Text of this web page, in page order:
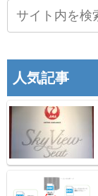
人気記事